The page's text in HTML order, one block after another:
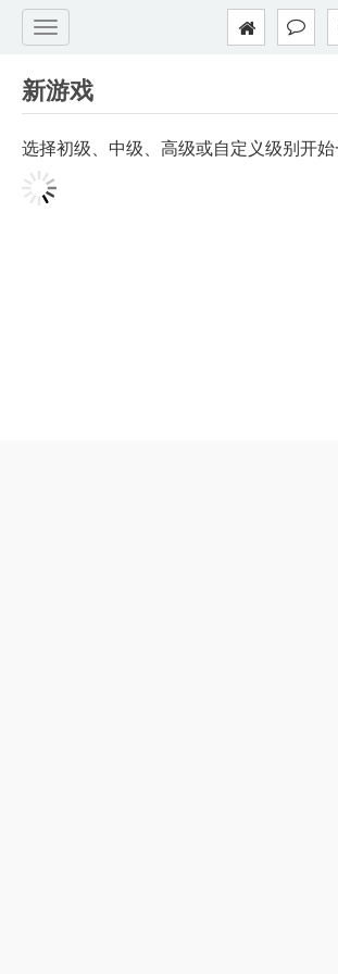
新游戏
选择初级、中级、高级或自定义级别开